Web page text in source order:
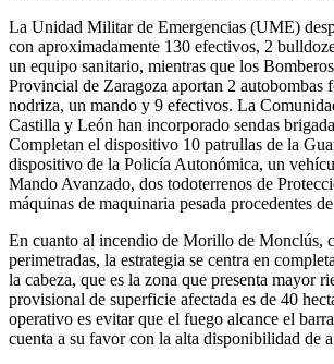
La Unidad Militar de Emergencias (UME)
con aproximadamente 130 efectivos, 2
un equipo sanitario, mientras que los
Provincial de Zaragoza aportan 2 autobombas
nodriza, un mando y 9 efectivos. La
Castilla y León han incorporado sendas
Completan el dispositivo 10 patrullas de la
dispositivo de la Policía Autonómica, un
Mando Avanzado, dos todoterrenos de
máquinas de maquinaria pesada procedentes
En cuanto al incendio de Morillo de Monclús,
perimetradas, la estrategia se centra en
la cabeza, que es la zona que presenta mayor
provisional de superficie afectada es de 40
operativo es evitar que el fuego alcance el
cuenta a su favor con la alta disponibilidad de